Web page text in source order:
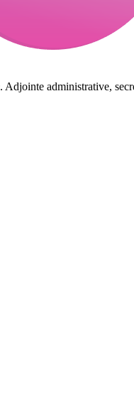
administrative,